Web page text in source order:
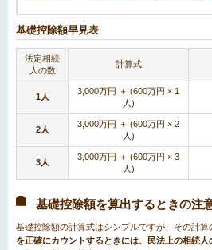
基礎控除額早見表
法定相続
人の数
計算式
1人
3,000万円 ＋ (600万円 × 1
人)
2人
3,000万円 ＋ (600万円 × 2
人)
3人
3,000万円 ＋ (600万円 × 3
人)
基礎控除額を算出するときの注
基礎控除額の計算式はシンプルですが、その計算
を正確にカウントするときには、民法上の相続